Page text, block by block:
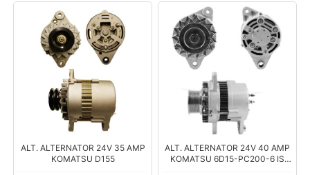
ALT. ALTERNATOR 24V 35 AMP
KOMATSU D155
ALT. ALTERNATOR 24V 40 AMP
KOMATSU 6D15-PC200-6 IS